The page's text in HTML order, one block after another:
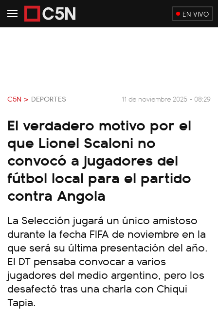
EN VIVO
C5N > DEPORTES 11 de noviembre 2025 - 08:29
El verdadero motivo por el
que Lionel Scaloni no
convocó a jugadores del
fútbol local para el partido
contra Angola
La Selección jugará un único amistoso
durante la fecha FIFA de noviembre en la
que será su última presentación del año.
El DT pensaba convocar a varios
jugadores del medio argentino, pero los
desafectó tras una charla con Chiqui
Tapia.